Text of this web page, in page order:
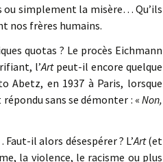
ou simplement la misère… Qu’ils
nos frères humains.
quotas ? Le procès Eichmann
l’Artpeut-il encore quelque
Abetz, en 1937 à Paris, lorsque
répondu sans se démonter : «Non,
il alors désespérer ? L’Art(et
la violence, le racisme ou plus